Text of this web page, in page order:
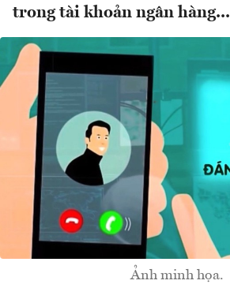
trong tài khoản ngân hàng...
Ảnh minh họa.